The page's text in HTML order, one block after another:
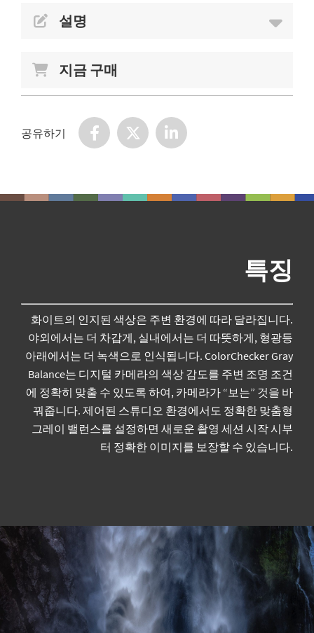
설명
ColorChecker Gray Balance는 가장 큰 크기의 그레
ColorChecker Gray Balance 카드를 반사형 스팟 노
준 24패치 ColorChecker에 포함된 18% 그레이 참조
디지털 사진: 노출 측정 및 그레이 밸런스. 디지털
카메라의 색상 감도를 주변 조명 조건에 정확히 맞
춤
전통 사진:필름, 조명, 필터, 인화지 확인
영상 제작(텔레비전 및 비디오):카메라, 조명, 필름
설정을 통해 그레이 밸런스 검증
지금 구매
공유하기
특징
화이트의 인지된 색상은 주변 환경에 따라 달라집니다.
야외에서는 더 차갑게, 실내에서는 더 따뜻하게, 형광등
아래에서는 더 녹색으로 인식됩니다. ColorChecker Gray
Balance는 디지털 카메라의 색상 감도를 주변 조명 조건
에 정확히 맞출 수 있도록 하여, 카메라가 “보는” 것을 바
꿔줍니다. 제어된 스튜디오 환경에서도 정확한 맞춤형
그레이 밸런스를 설정하면 새로운 촬영 세션 시작 시부
터 정확한 이미지를 보장할 수 있습니다.